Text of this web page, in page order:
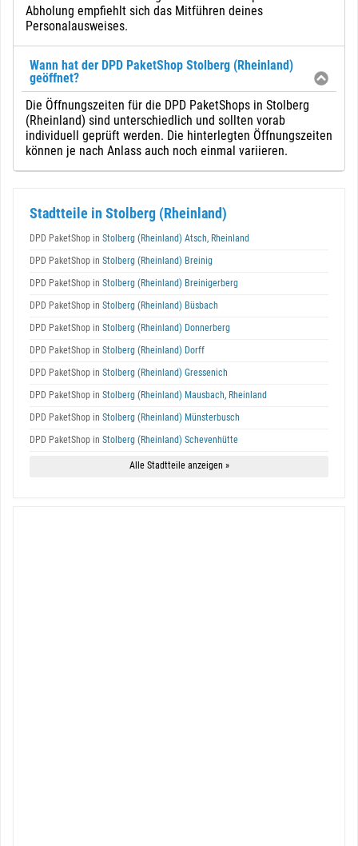
Abholung empfiehlt sich das Mitführen deines
Personalausweises.
Wann hat der DPD PaketShop Stolberg (Rheinland)
geöffnet?
Die Öffnungszeiten für die DPD PaketShops in Stolberg
(Rheinland) sind unterschiedlich und sollten vorab
individuell geprüft werden. Die hinterlegten Öffnungszeiten
können je nach Anlass auch noch einmal variieren.
Stadtteile in Stolberg (Rheinland)
DPD PaketShop in Stolberg (Rheinland) Atsch, Rheinland
DPD PaketShop in Stolberg (Rheinland) Breinig
DPD PaketShop in Stolberg (Rheinland) Breinigerberg
DPD PaketShop in Stolberg (Rheinland) Büsbach
DPD PaketShop in Stolberg (Rheinland) Donnerberg
DPD PaketShop in Stolberg (Rheinland) Dorff
DPD PaketShop in Stolberg (Rheinland) Gressenich
DPD PaketShop in Stolberg (Rheinland) Mausbach, Rheinland
DPD PaketShop in Stolberg (Rheinland) Münsterbusch
DPD PaketShop in Stolberg (Rheinland) Schevenhütte
Alle Stadtteile anzeigen »